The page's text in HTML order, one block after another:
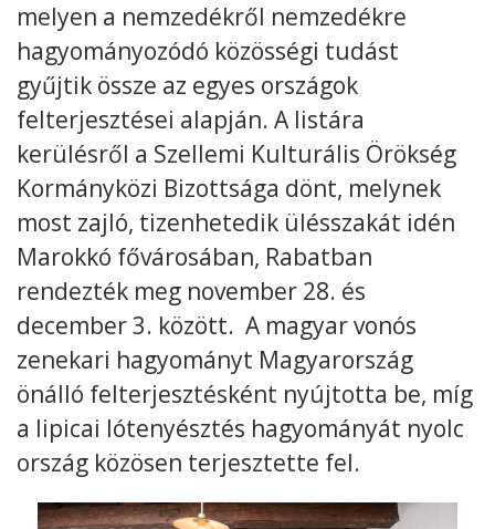
Kövess minket unescohungary
Adatkezelési tájékoztató Impresszum
Technikai információk
melyen a nemzedékről nemzedékre
hagyományozódó közösségi tudást
gyűjtik össze az egyes országok
felterjesztései alapján. A listára
kerülésről a Szellemi Kulturális Örökség
Kormányközi Bizottsága dönt, melynek
most zajló, tizenhetedik ülésszakát idén
Marokkó fővárosában, Rabatban
rendezték meg november 28. és
december 3. között. A magyar vonós
zenekari hagyományt Magyarország
önálló felterjesztésként nyújtotta be, míg
a lipicai lótenyésztés hagyományát nyolc
ország közösen terjesztette fel.